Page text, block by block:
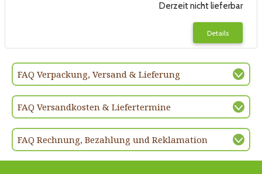
Derzeit nicht lieferbar
Details
FAQ Verpackung, Versand & Lieferung
FAQ Versandkosten & Liefertermine
FAQ Rechnung, Bezahlung und Reklamation